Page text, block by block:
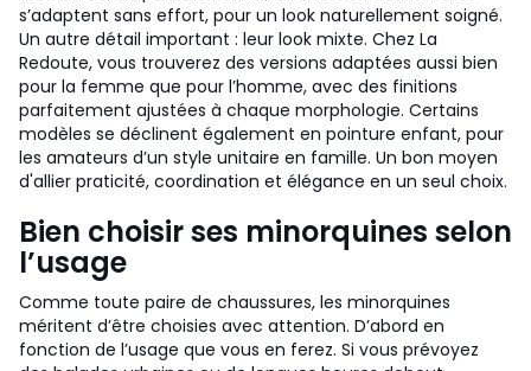
s’adaptent sans effort, pour un look naturellement soigné.
Un autre détail important : leur look mixte. Chez La
Redoute, vous trouverez des versions adaptées aussi bien
pour la femme que pour l’homme, avec des finitions
parfaitement ajustées à chaque morphologie. Certains
modèles se déclinent également en pointure enfant, pour
les amateurs d’un style unitaire en famille. Un bon moyen
d'allier praticité, coordination et élégance en un seul choix.
Bien choisir ses minorquines selon
l’usage
Comme toute paire de chaussures, les minorquines
méritent d’être choisies avec attention. D’abord en
fonction de l’usage que vous en ferez. Si vous prévoyez